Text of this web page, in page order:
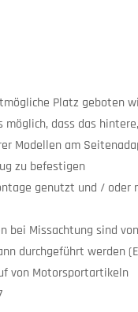
Platz geboten
dass das
Modellen am
zu befestigen
genutzt und /
bei Missachtung sind
durchgeführt werden
von Motorsportartikeln